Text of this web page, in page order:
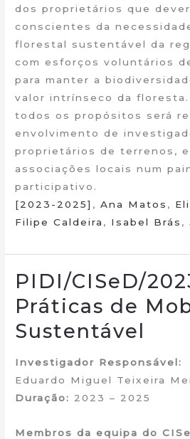
dos proprietários que
conscientes da
florestal sustentável da
com esforços voluntários
para manter a
valor intrínseco da
todos os propósitos será
envolvimento de
proprietários de terrenos,
associações locais num
participativo.
[2023-2025] ,Ana Matos ,
Filipe Caldeira , Isabel Brás ,
PIDI/CISeD/
Práticas de
Sustentável
Investigador Responsável:
Eduardo Miguel Teixeira
Duração: 2023 – 2025
Membros da equipa do